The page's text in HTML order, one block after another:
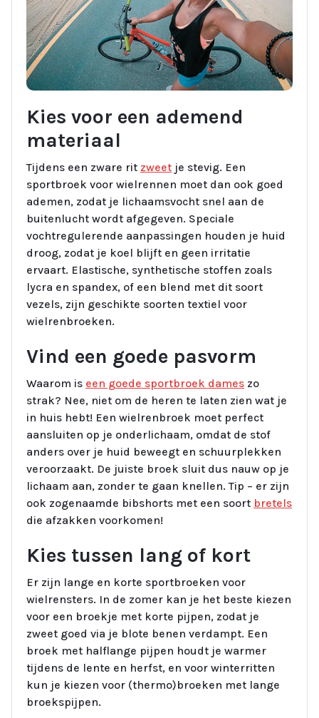
Kies voor een ademend
materiaal
Tijdens een zware rit zweet je stevig. Een
sportbroek voor wielrennen moet dan ook goed
ademen, zodat je lichaamsvocht snel aan de
buitenlucht wordt afgegeven. Speciale
vochtregulerende aanpassingen houden je huid
droog, zodat je koel blijft en geen irritatie
ervaart. Elastische, synthetische stoffen zoals
lycra en spandex, of een blend met dit soort
vezels, zijn geschikte soorten textiel voor
wielrenbroeken.
Vind een goede pasvorm
Waarom is een goede sportbroek dames zo
strak? Nee, niet om de heren te laten zien wat je
in huis hebt! Een wielrenbroek moet perfect
aansluiten op je onderlichaam, omdat de stof
anders over je huid beweegt en schuurplekken
veroorzaakt. De juiste broek sluit dus nauw op je
lichaam aan, zonder te gaan knellen. Tip – er zijn
ook zogenaamde bibshorts met een soort bretels
die afzakken voorkomen!
Kies tussen lang of kort
Er zijn lange en korte sportbroeken voor
wielrensters. In de zomer kan je het beste kiezen
voor een broekje met korte pijpen, zodat je
zweet goed via je blote benen verdampt. Een
broek met halflange pijpen houdt je warmer
tijdens de lente en herfst, en voor winterritten
kun je kiezen voor (thermo)broeken met lange
broekspijpen.